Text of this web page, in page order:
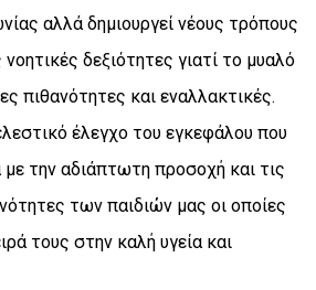
αλλά δημιουργεί νέους τρόπους
δεξιότητες γιατί το μυαλό
πιθανότητες και εναλλακτικές.
έλεγχο του εγκεφάλου που
την αδιάπτωτη προσοχή και τις
των παιδιών μας οι οποίες
τους στην καλή υγεία και